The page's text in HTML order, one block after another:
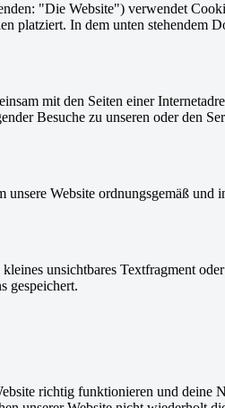
"Die Website") verwendet
platziert. In dem unten
mit den Seiten einer
Besuche zu unseren oder den
Website ordnungsgemäß
unsichtbares Textfragment
gespeichert.
richtig funktionieren und